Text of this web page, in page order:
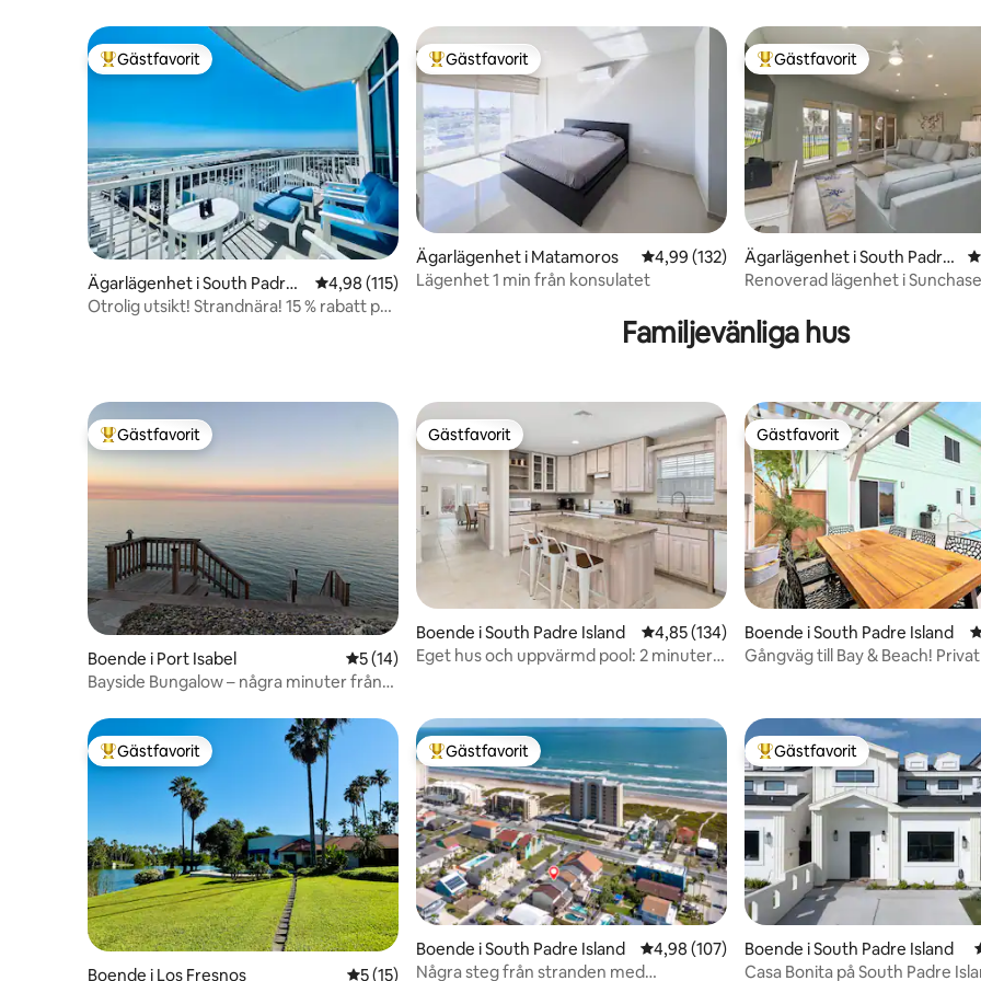
Populär gästfavorit
Gästfavorit
Ägarlägenhet i South Padre I
sland
4,98 av 5 i genomsnittligt betyg, 115 omdömen
4,98 (115)
Otrolig utsikt! Strandnära! 15 % rabatt på
Populär gästfavorit
Gästfavorit
Ägarlägenhet i Matamoros 4,99 av 5 i genomsnittligt betyg, 132
4,99 (132)
Lägenhet 1 min från konsulatet
Populär gästfavorit
Gästfavorit
Ägarlägenhet i South Padre
Island
Renoverad lägenhet i Sunchase
Familjevänliga hus
Populär gästfavorit
Gästfavorit
Boende i Port Isabel 5 av 5 i genomsnittligt betyg, 14 omdömen
5 (14)
Bayside Bungalow – några minuter från
Gästfavorit
Gästfavorit
Boende i South Padre Island 4,85 av 5 i genomsnittligt betyg, 134
4,85 (134)
Eget hus och uppvärmd pool: 2 minuters
Gästfavorit
Gästfavorit
Boende i South Padre Island
Gångväg till Bay & Beach!
Populär gästfavorit
Gästfavorit
Boende i Los Fresnos 5 av 5 i genomsnittligt betyg, 15 omdömen
5 (15)
Populär gästfavorit
Gästfavorit
Boende i South Padre Island 4,98 av 5 i genomsnittligt betyg, 107
4,98 (107)
Några steg från stranden med
Populär gästfavorit
Gästfavorit
Boende i South Padre Island
Casa Bonita på South Padre